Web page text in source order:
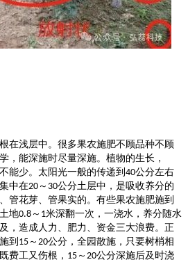
在浅层中。 很多果农施肥不顾品种不顾
，能深施时尽量深施。植物的生长，
能少。太阳光一般的传递到 40公分左右
中在20 ～ 30公分土层中，是吸收养分的
管花芽、管果实的。有些果农施肥施到
地0.8 ～ 1米深翻一次，一浇水，养分随水
，造成人力、肥力、资金三大浪费。正
到 15 ～ 20公分，全园散施，只要树梢相
费工又伤根， 15 ～ 20公分深施后及时浇